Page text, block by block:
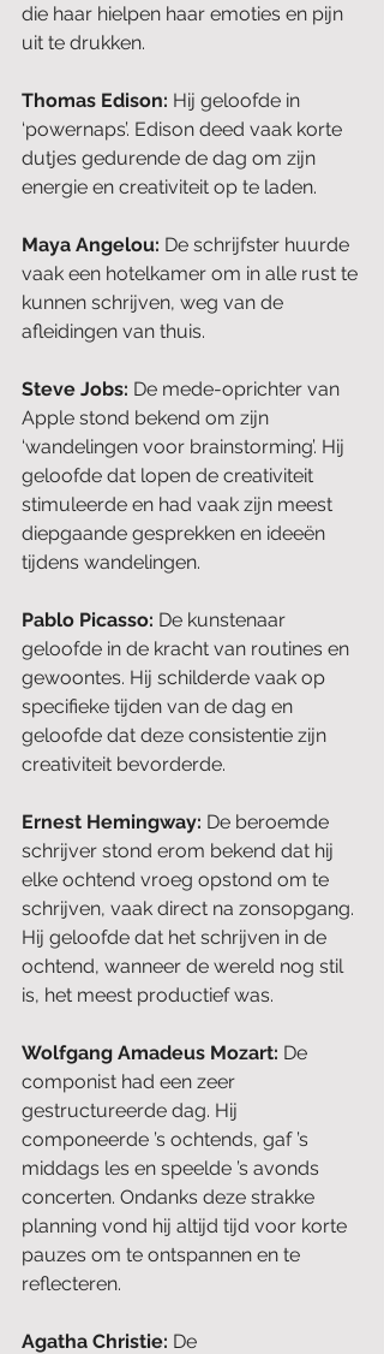
die haar hielpen haar emoties en pijn
uit te drukken.
Thomas Edison: Hij geloofde in
‘powernaps’. Edison deed vaak korte
dutjes gedurende de dag om zijn
energie en creativiteit op te laden.
Maya Angelou: De schrijfster huurde
vaak een hotelkamer om in alle rust te
kunnen schrijven, weg van de
afleidingen van thuis.
Steve Jobs: De mede-oprichter van
Apple stond bekend om zijn
‘wandelingen voor brainstorming’. Hij
geloofde dat lopen de creativiteit
stimuleerde en had vaak zijn meest
diepgaande gesprekken en ideeën
tijdens wandelingen.
Pablo Picasso: De kunstenaar
geloofde in de kracht van routines en
gewoontes. Hij schilderde vaak op
specifieke tijden van de dag en
geloofde dat deze consistentie zijn
creativiteit bevorderde.
Ernest Hemingway: De beroemde
schrijver stond erom bekend dat hij
elke ochtend vroeg opstond om te
schrijven, vaak direct na zonsopgang.
Hij geloofde dat het schrijven in de
ochtend, wanneer de wereld nog stil
is, het meest productief was.
Wolfgang Amadeus Mozart: De
componist had een zeer
gestructureerde dag. Hij
componeerde ’s ochtends, gaf ’s
middags les en speelde ’s avonds
concerten. Ondanks deze strakke
planning vond hij altijd tijd voor korte
pauzes om te ontspannen en te
reflecteren.
Agatha Christie: De